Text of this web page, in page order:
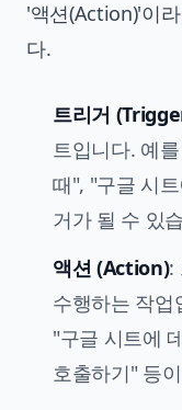
'액션(Action)'이
다.
트리거
트입니다. 예
때", "구글 시
거가 될 수 있
액션 (Action):
수행하는 작업
"구글 시트에
호출하기" 등